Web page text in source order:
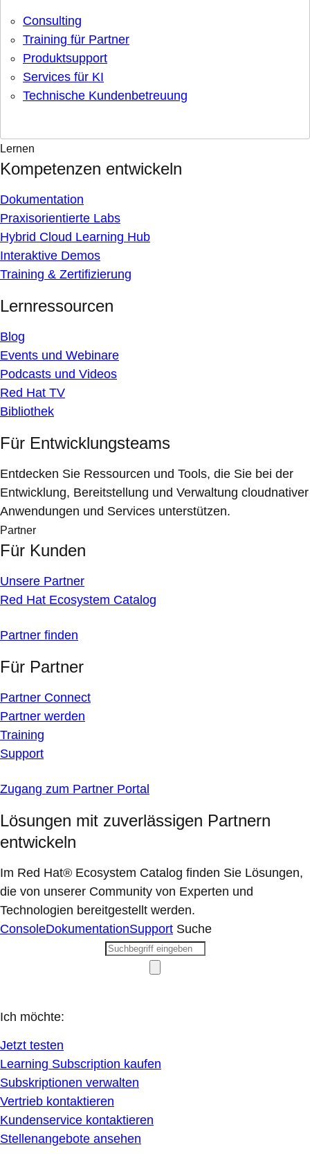
Consulting
Training für Partner
Produktsupport
Services für KI
Technische Kundenbetreuung
Lernen
Kompetenzen entwickeln
Dokumentation
Praxisorientierte Labs
Hybrid Cloud Learning Hub
Interaktive Demos
Training & Zertifizierung
Lernressourcen
Blog
Events und Webinare
Podcasts und Videos
Red Hat TV
Bibliothek
Für Entwicklungsteams
Entdecken Sie Ressourcen und Tools, die Sie bei der
Entwicklung, Bereitstellung und Verwaltung cloudnativer
Anwendungen und Services unterstützen.
Partner
Für Kunden
Unsere Partner
Red Hat Ecosystem Catalog
Partner finden
Für Partner
Partner Connect
Partner werden
Training
Support
Zugang zum Partner Portal
Lösungen mit zuverlässigen Partnern
entwickeln
Im Red Hat® Ecosystem Catalog finden Sie Lösungen,
die von unserer Community von Experten und
Technologien bereitgestellt werden.
ConsoleDokumentationSupport Suche
Ich möchte:
Jetzt testen
Learning Subscription kaufen
Subskriptionen verwalten
Vertrieb kontaktieren
Kundenservice kontaktieren
Stellenangebote ansehen